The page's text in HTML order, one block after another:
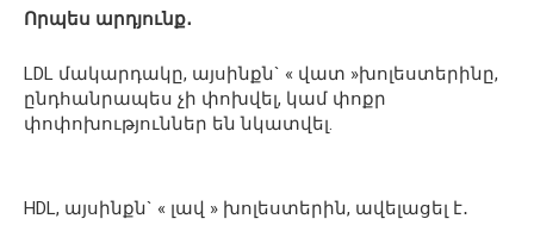
Որպես արդյունք․
LDL մակարդակը, այսինքն` « վատ »խոլեստերինը,
ընդհանրապես չի փոխվել, կամ փոքր
փոփոխություններ են նկատվել.
HDL, այսինքն` « լավ » խոլեստերին, ավելացել է․